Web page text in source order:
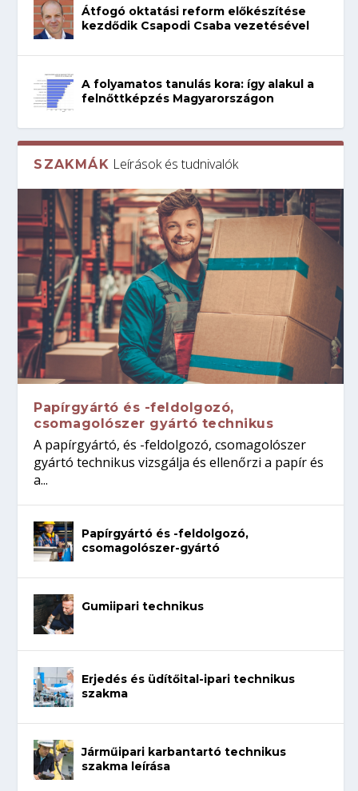
Átfogó oktatási reform előkészítése
kezdődik Csapodi Csaba vezetésével
A folyamatos tanulás kora: így alakul a
felnőttképzés Magyarországon
SZAKMÁK Leírások és tudnivalók
Papírgyártó és -feldolgozó,
csomagolószer gyártó technikus
A papírgyártó, és -feldolgozó, csomagolószer
gyártó technikus vizsgálja és ellenőrzi a papír és
a...
Papírgyártó és -feldolgozó,
csomagolószer-gyártó
Gumiipari technikus
Erjedés és üdítőital-ipari technikus
szakma
Járműipari karbantartó technikus
szakma leírása